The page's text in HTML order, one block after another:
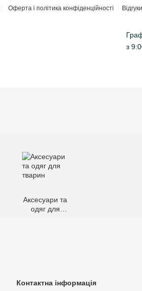
Оферта і політика конфіденційності
з
Аксесуари та
одяг для
Контактна інформація